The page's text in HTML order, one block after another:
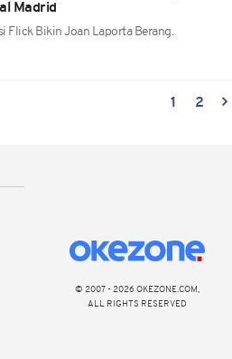
Madrid
Flick Bikin Joan Laporta Berang.
1 2
© 2007 - 2026 OKEZONE.COM,
ALL RIGHTS RESERVED